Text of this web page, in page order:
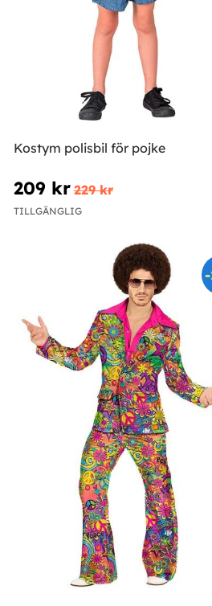
Kostym polisbil för pojke
209 kr 229 kr
TILLGÄNGLIG